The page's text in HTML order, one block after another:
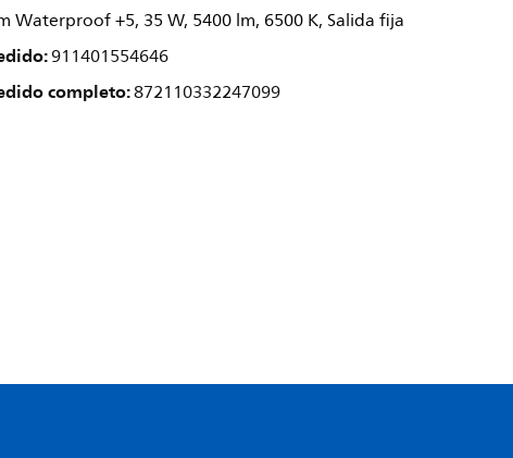
Waterproof +5, 35 W, 5400 lm, 6500 K, Salida fija
911401554646
completo:872110332247099